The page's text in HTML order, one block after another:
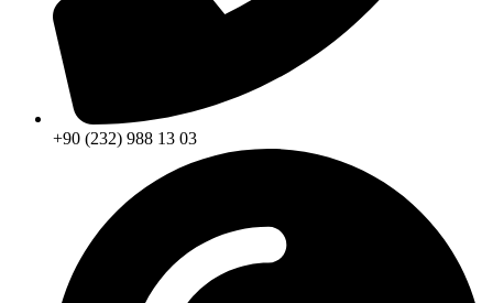
+90 (232) 988 13 03